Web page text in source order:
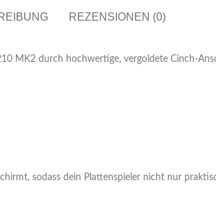
REZENSIONEN (0)
MK2 durch hochwertige, vergoldete Cinch-
sodass dein Plattenspieler nicht nur